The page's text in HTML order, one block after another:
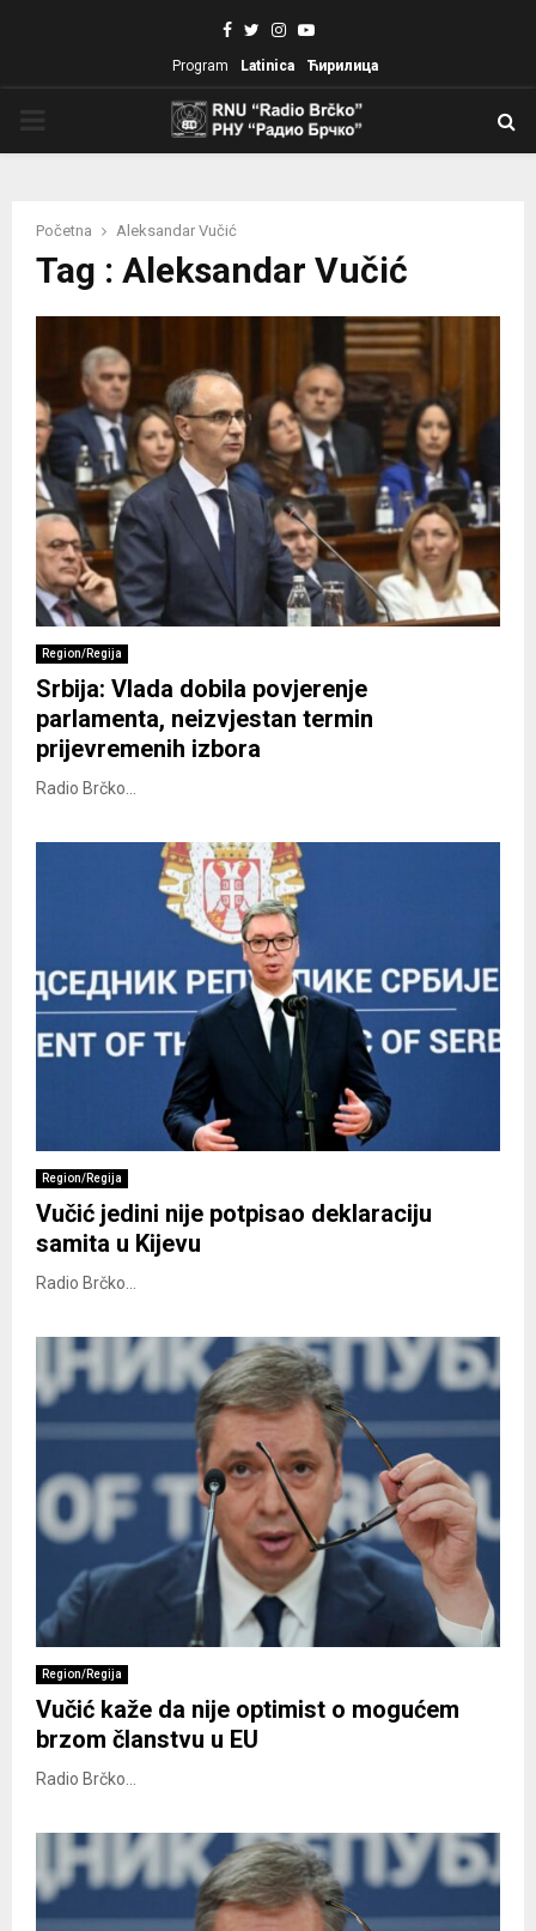
Facebook
TwitterInstagram
Youtube
Program Latinica Ћирилица
Početna Aleksandar Vučić
Tag : Aleksandar Vučić
Region/Regija
Srbija: Vlada dobila povjerenje
parlamenta, neizvjestan termin
prijevremenih izbora
Radio Brčko...
Region/Regija
Vučić jedini nije potpisao deklaraciju
samita u Kijevu
Radio Brčko...
Region/Regija
Vučić kaže da nije optimist o mogućem
brzom članstvu u EU
Radio Brčko...